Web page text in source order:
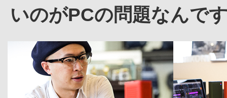
いのがPCの問題なんで